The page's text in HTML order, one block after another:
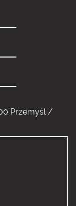
Przemyśl /